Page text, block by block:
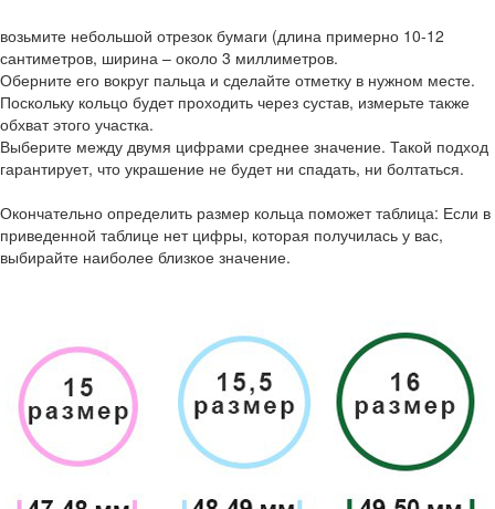
возьмите небольшой отрезок бумаги (длина примерно 10-12
сантиметров, ширина – около 3 миллиметров.
Оберните его вокруг пальца и сделайте отметку в нужном месте.
Поскольку кольцо будет проходить через сустав, измерьте также
обхват этого участка.
Выберите между двумя цифрами среднее значение. Такой подход
гарантирует, что украшение не будет ни спадать, ни болтаться.
Окончательно определить размер кольца поможет таблица: Если в
приведенной таблице нет цифры, которая получилась у вас,
выбирайте наиболее близкое значение.